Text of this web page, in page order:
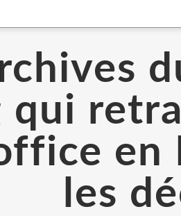
qui
en
les